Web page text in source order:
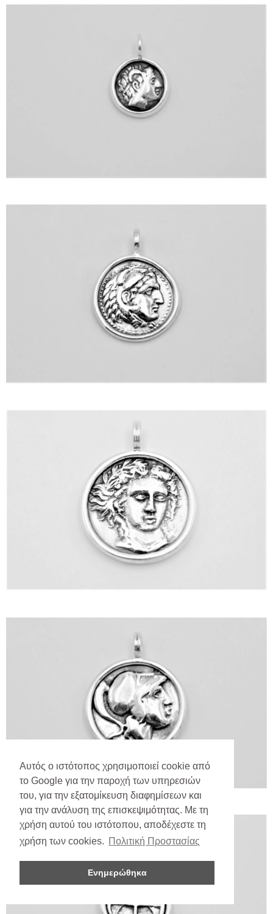
Αυτός ο ιστότοπος χρησιμοποιεί cookie από
το Google για την παροχή των υπηρεσιών
του, για την εξατομίκευση διαφημίσεων και
για την ανάλυση της επισκεψιμότητας. Με τη
χρήση αυτού του ιστότοπου, αποδέχεστε τη
χρήση των cookies. Πολιτική Προστασίας
Ενημερώθηκα